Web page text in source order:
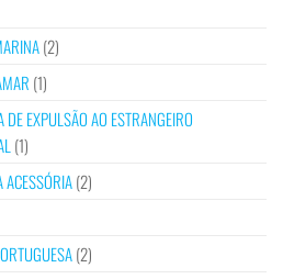
(2)
(1)
EXPULSÃO AO ESTRANGEIRO
(1)
ACESSÓRIA(2)
(2)